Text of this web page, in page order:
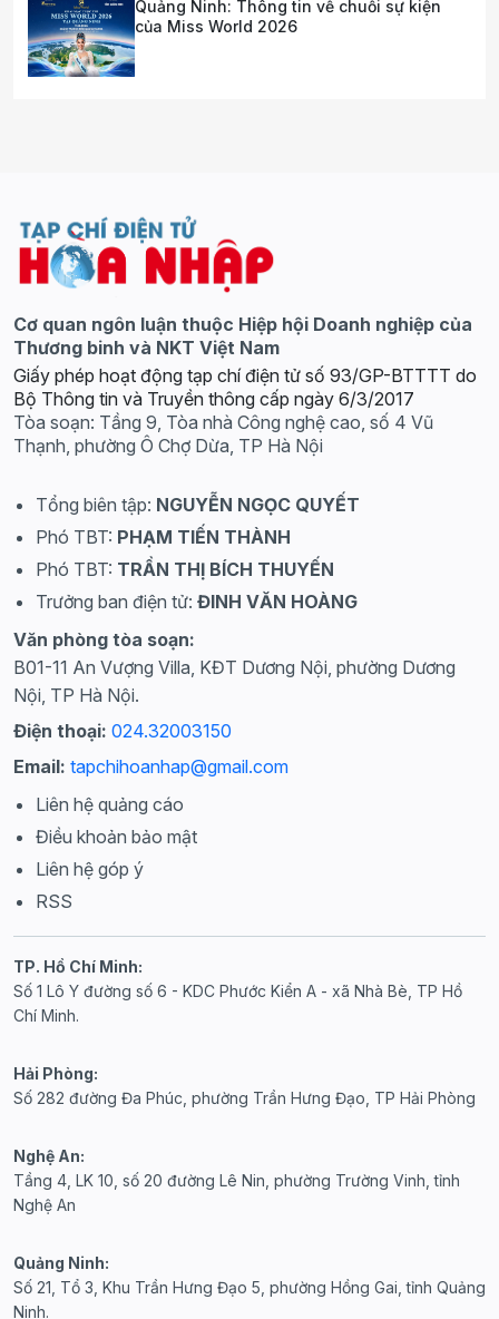
Quảng Ninh: Thông tin về chuỗi sự kiện
của Miss World 2026
Cơ quan ngôn luận thuộc Hiệp hội Doanh nghiệp của
Thương binh và NKT Việt Nam
Giấy phép hoạt động tạp chí điện tử số 93/GP-BTTTT do
Bộ Thông tin và Truyền thông cấp ngày 6/3/2017
Tòa soạn: Tầng 9, Tòa nhà Công nghệ cao, số 4 Vũ
Thạnh, phường Ô Chợ Dừa, TP Hà Nội
Tổng biên tập: NGUYỄN NGỌC QUYẾT
Phó TBT: PHẠM TIẾN THÀNH
Phó TBT: TRẦN THỊ BÍCH THUYẾN
Trưởng ban điện tử: ĐINH VĂN HOÀNG
Văn phòng tòa soạn:
B01-11 An Vượng Villa, KĐT Dương Nội, phường Dương
Nội, TP Hà Nội.
Điện thoại: 024.32003150
Email: tapchihoanhap@gmail.com
Liên hệ quảng cáo
Điều khoản bảo mật
Liên hệ góp ý
RSS
TP. Hồ Chí Minh:
Số 1 Lô Y đường số 6 - KDC Phước Kiển A - xã Nhà Bè, TP Hồ
Chí Minh.
Hải Phòng:
Số 282 đường Đa Phúc, phường Trần Hưng Đạo, TP Hải Phòng
Nghệ An:
Tầng 4, LK 10, số 20 đường Lê Nin, phường Trường Vinh, tỉnh
Nghệ An
Quảng Ninh:
Số 21, Tổ 3, Khu Trần Hưng Đạo 5, phường Hồng Gai, tỉnh Quảng
Ninh.